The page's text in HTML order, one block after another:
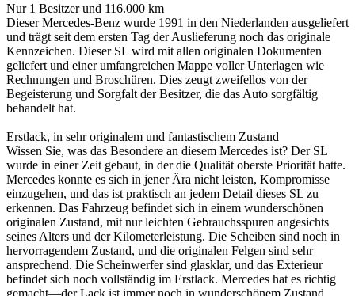
Nur 1 Besitzer und 116.000 km
Dieser Mercedes-Benz wurde 1991 in den Niederlanden ausgeliefert
und trägt seit dem ersten Tag der Auslieferung noch das originale
Kennzeichen. Dieser SL wird mit allen originalen Dokumenten
geliefert und einer umfangreichen Mappe voller Unterlagen wie
Rechnungen und Broschüren. Dies zeugt zweifellos von der
Begeisterung und Sorgfalt der Besitzer, die das Auto sorgfältig
behandelt hat.
Erstlack, in sehr originalem und fantastischem Zustand
Wissen Sie, was das Besondere an diesem Mercedes ist? Der SL
wurde in einer Zeit gebaut, in der die Qualität oberste Priorität hatte.
Mercedes konnte es sich in jener Ära nicht leisten, Kompromisse
einzugehen, und das ist praktisch an jedem Detail dieses SL zu
erkennen. Das Fahrzeug befindet sich in einem wunderschönen
originalen Zustand, mit nur leichten Gebrauchsspuren angesichts
seines Alters und der Kilometerleistung. Die Scheiben sind noch in
hervorragendem Zustand, und die originalen Felgen sind sehr
ansprechend. Die Scheinwerfer sind glasklar, und das Exterieur
befindet sich noch vollständig im Erstlack. Mercedes hat es richtig
gemacht—der Lack ist immer noch in wunderschönem Zustand.